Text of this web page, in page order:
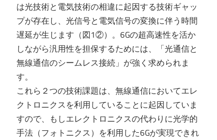
は光技術と電気技術の相違に起因する技術ギャッ
プが存在し、光信号と電気信号の変換に伴う時間
遅延が生じます（図1②）。6Gの超高速性を活か
しながら汎用性を担保するためには、「光通信と
無線通信のシームレス接続」が強く求められま
す。
これら２つの技術課題は、無線通信においてエレ
クトロニクスを利用していることに起因していま
すので、もしエレクトロニクスの代わりに光学的
手法（フォトニクス）を利用した6Gが実現できれ